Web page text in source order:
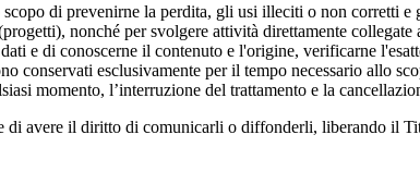
di prevenirne la perdita, gli usi illeciti o non corretti e
nonché per svolgere attività direttamente collegate
e di conoscerne il contenuto e l'origine, verificarne
esclusivamente per il tempo necessario allo
momento, l’interruzione del trattamento e la
di avere il diritto di comunicarli o diffonderli, liberando il